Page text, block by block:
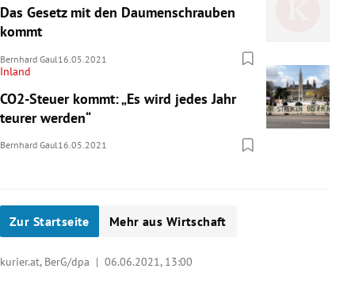
Das Gesetz mit den Daumenschrauben
kommt
Bernhard Gaul 16.05.2021
Inland
CO2-Steuer kommt: „Es wird jedes Jahr
teurer werden“
Bernhard Gaul16.05.2021
Zur Startseite Mehr aus Wirtschaft
kurier.at, BerG/dpa | 06.06.2021, 13:00